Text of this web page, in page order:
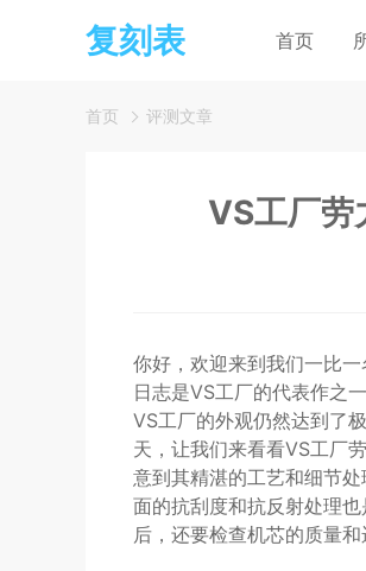
复刻表 首页
首页 评测文章
VS工厂劳
你好，欢迎来到我们一比
日志是VS工厂的代表作之
VS工厂的外观仍然达到了
天，让我们来看看VS工厂
意到其精湛的工艺和细节
面的抗刮度和抗反射处理
后，还要检查机芯的质量